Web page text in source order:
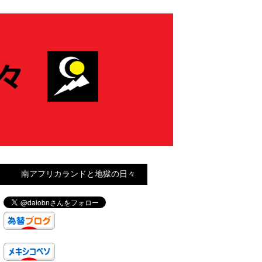
南アフリカランドと地獄の日々